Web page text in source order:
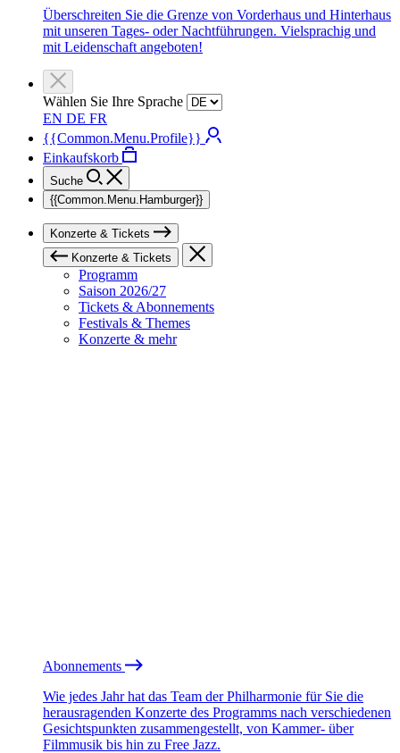
Überschreiten Sie die Grenze von Vorderhaus und Hinterhaus
mit unseren Tages- oder Nachtführungen. Vielsprachig und
mit Leidenschaft angeboten!
Wählen Sie Ihre Sprache
EN DE FR
{{Common.Menu.Profile}}
Einkaufskorb
Suche
{{Common.Menu.Hamburger}}
Konzerte & Tickets
Konzerte & Tickets
Programm
Saison 2026/27
Tickets & Abonnements
Festivals & Themes
Konzerte & mehr
Abonnements
Wie jedes Jahr hat das Team der Philharmonie für Sie die
herausragenden Konzerte des Programms nach verschiedenen
Gesichtspunkten zusammengestellt, von Kammer- über
Filmmusik bis hin zu Free Jazz.